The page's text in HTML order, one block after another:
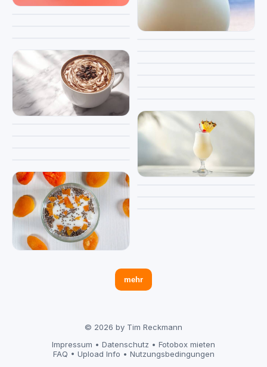
mehr
© 2026 by Tim Reckmann
Impressum • Datenschutz • Fotobox mieten
FAQ • Upload Info • Nutzungsbedingungen